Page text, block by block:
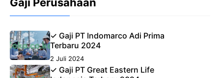
✓ Gaji PT Indomarco Adi Prima
Terbaru 2024
2 Juli 2024
✓ Gaji PT Great Eastern Life